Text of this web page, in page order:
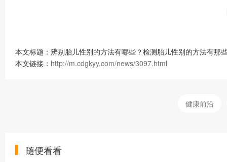
本文标题：辨别胎儿性别的方法有哪些？检测胎儿性别的方法有那
本文链接： http://m.cdgkyy.com/news/3097.html
健康前沿
随便看看